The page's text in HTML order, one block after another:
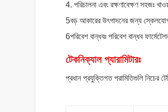
4. পরিচালনা এবং রক্ষণাবেক্ষণ সহজঃ
5বড় আকারের উৎপাদনের জন্য
6পরিবেশ বান্ধবঃ পরিবেশ বান্ধব
টেকনিক্যাল প্যারামিটারঃ
প্রধান প্রযুক্তিগত পরামিতিগুলি নিচের